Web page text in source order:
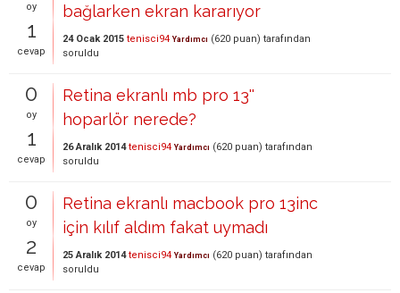
oy
1
cevap
bağlarken ekran kararıyor
24 Ocak 2015 tenisci94 Yardımcı (620 puan) tarafından
soruldu
0
oy
1
cevap
Retina ekranlı mb pro 13''
hoparlör nerede?
26 Aralık 2014 tenisci94 Yardımcı (620 puan) tarafından
soruldu
0
oy
2
cevap
Retina ekranlı macbook pro 13inc
için kılıf aldım fakat uymadı
25 Aralık 2014 tenisci94 Yardımcı (620 puan) tarafından
soruldu